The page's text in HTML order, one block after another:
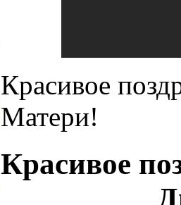
Красивое
Матери!
Красивое